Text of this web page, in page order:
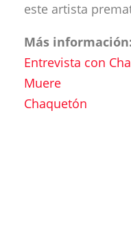
este artista
Más información:
Entrevista con
Muere
Chaquetón